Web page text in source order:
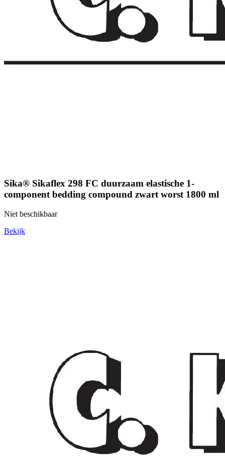
Sika® Sikaflex 298 FC duurzaam elastische 1-
component bedding compound zwart worst 1800 ml
Niet beschikbaar
Bekijk